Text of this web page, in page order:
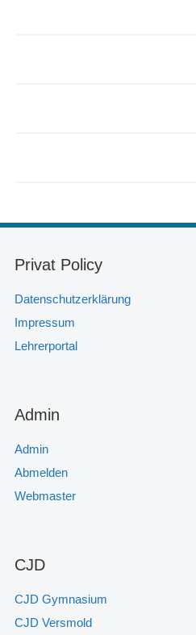
Privat Policy
Datenschutzerklärung
Impressum
Lehrerportal
Admin
Admin
Abmelden
Webmaster
CJD
CJD Gymnasium
CJD Versmold